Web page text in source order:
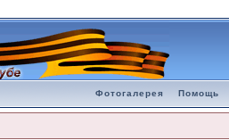
Фотогалерея Помощь